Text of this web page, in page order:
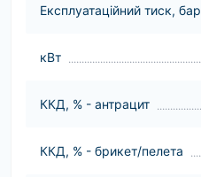
Експлуатаційний тиск, бар
кВт
ККД, % - антрацит
ККД, % - брикет/пелета